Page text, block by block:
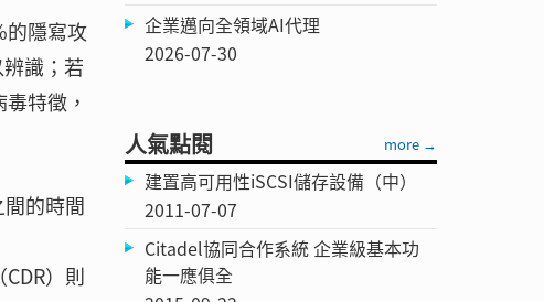
的隱寫攻
識；若
特徵，
的時間
）則
企業邁向全領域AI代理
2026-07-30
人氣點閱 more →
建置高可用性iSCSI儲存設備（中）
2011-07-07
Citadel協同合作系統 企業級基本功
能一應俱全